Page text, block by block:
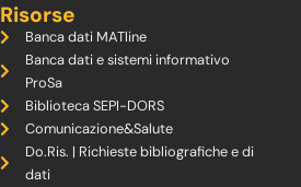
Risorse
Banca dati MATline
Banca dati e sistemi informativo
ProSa
Biblioteca SEPI-DORS
Comunicazione&Salute
Do.Ris. | Richieste bibliografiche e di
dati